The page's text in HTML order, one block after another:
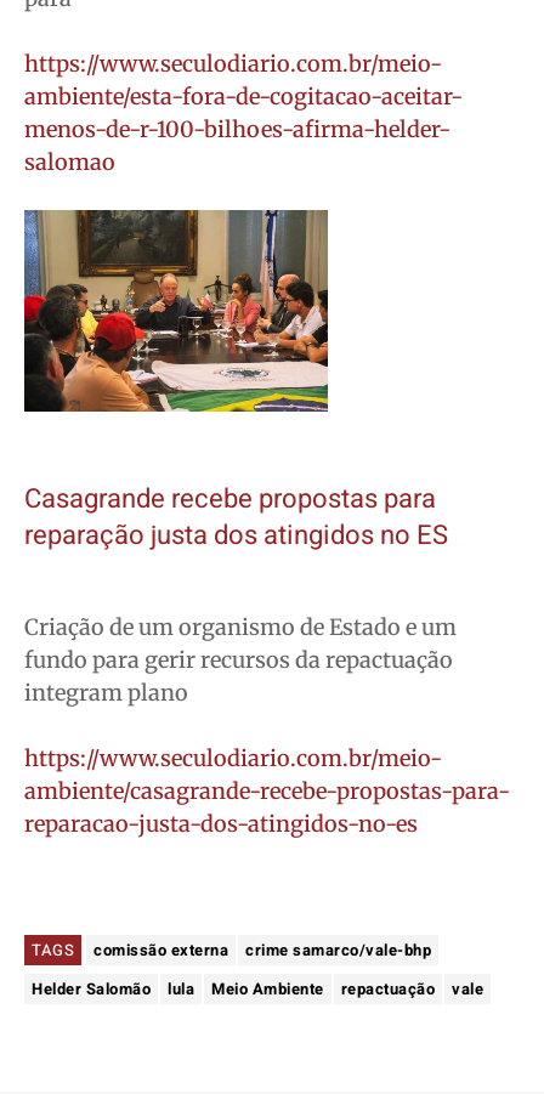
https://www.seculodiario.com.br/meio-
ambiente/esta-fora-de-cogitacao-aceitar-
menos-de-r-100-bilhoes-afirma-helder-
salomao
Casagrande recebe propostas para
reparação justa dos atingidos no ES
Criação de um organismo de Estado e um
fundo para gerir recursos da repactuação
integram plano
https://www.seculodiario.com.br/meio-
ambiente/casagrande-recebe-propostas-para-
reparacao-justa-dos-atingidos-no-es
TAGS comissão externa
crime samarco/vale-bhp
Helder Salomão
lula Meio Ambiente repactuação vale